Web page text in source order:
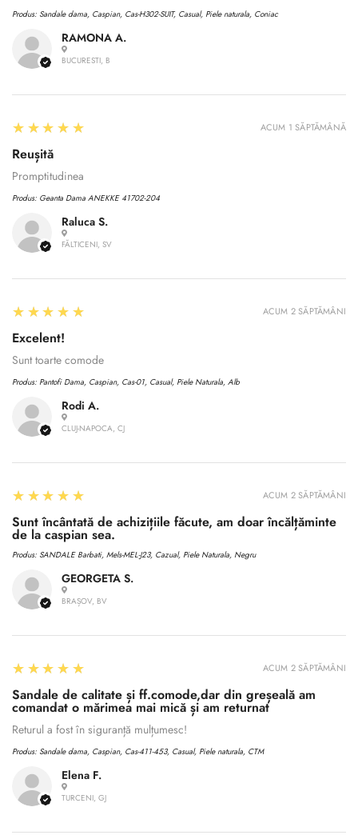
RAMONA A.
BUCURESTI, B
Produs: Sandale dama, Caspian, Cas-H302-SUIT, Casual, Piele naturala, Coniac
Raluca S.
FĂLTICENI, SV
5
★★★★★
Reușită
Promptitudinea
Produs: Geanta Dama ANEKKE 41702-204
ACUM 1 SĂPTĂMÂNĂ
Rodi A.
CLUJ-NAPOCA, CJ
5
★★★★★
Excelent!
Sunt toarte comode
Produs: Pantofi Dama, Caspian, Cas-01, Casual, Piele Naturala, Alb
ACUM 2 SĂPTĂMÂNI
GEORGETA S.
BRAȘOV, BV
5
★★★★★
Sunt încântată de achizițiile făcute, am doar încălțăminte
de la caspian sea.
Produs: SANDALE Barbati, Mels-MEL-J23, Cazual, Piele Naturala, Negru
ACUM 2 SĂPTĂMÂNI
Elena F.
TURCENI, GJ
5
★★★★★
Sandale de calitate și ff.comode,dar din greșeală am
comandat o mărimea mai mică și am returnat
Returul a fost în siguranță mulțumesc!
Produs: Sandale dama, Caspian, Cas-411-453, Casual, Piele naturala, CTM
ACUM 2 SĂPTĂMÂNI
Confirm your age
Are you 18 years old or older?